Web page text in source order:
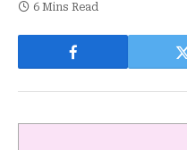
6 Mins Read